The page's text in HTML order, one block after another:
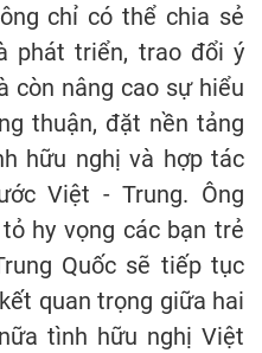
chỉ có thể chia sẻ
phát triển, trao đổi ý
còn nâng cao sự hiểu
thuận, đặt nền tảng
hữu nghị và hợp tác
Việt - Trung. Ông
hy vọng các bạn trẻ
Quốc sẽ tiếp tục
quan trọng giữa hai
tình hữu nghị Việt